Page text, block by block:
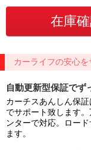
カーライフの安心を
自動更新型保証でず
カーチスあんしん保
でサポート致します
ンターで対応。ロー
ます。